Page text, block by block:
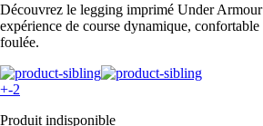
Découvrez le legging imprimé Under
expérience de course dynamique, confortable
foulée.
+-2
Produit indisponible